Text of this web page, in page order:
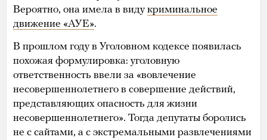
Вероятно, она имела в видукриминальное
движение «АУЕ».
В прошлом году в Уголовном кодексе появилась
похожая формулировка: уголовную
ответственность ввели за «вовлечение
несовершеннолетнего в совершение действий,
представляющих опасность для жизни
несовершеннолетнего». Тогда депутаты боролись
не с сайтами, а с экстремальными развлечениями